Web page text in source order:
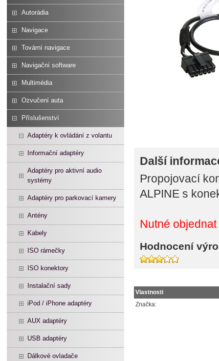
Autorádia
Navigace
Tovární navigace
Navigační software
Multimédia
Ozvučení auta
Příslušenství
Adaptéry k ovládání z volantu
Informační adaptéry
Adaptéry pro aktivní audio
systémy
Adaptéry pro parkovací kamery
Antény
Kabely
ISO rámečky
ISO konektory
Instalační sady
iPod / iPhone adaptéry
AUX adaptéry
USB adaptéry
Dálkové ovladače
Další
Propojovací
ALPINE s
Nutné
Hodnocení
Vlastnosti
Značka: